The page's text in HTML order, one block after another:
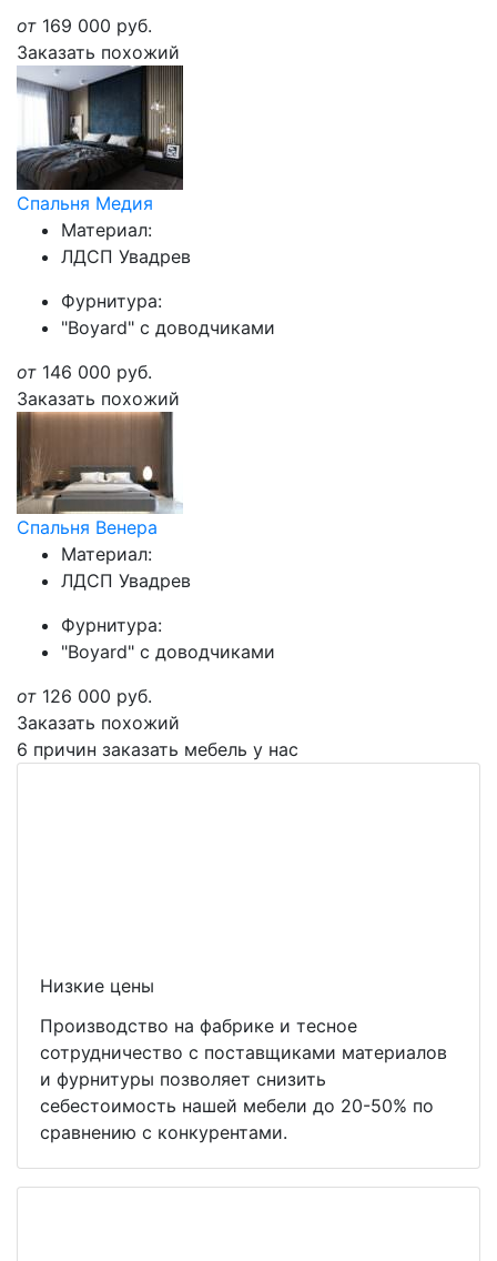
от 169 000 руб.
Заказать похожий
Спальня Медия
Материал:
ЛДСП Увадрев
Фурнитура:
"Boyard" с доводчиками
от 146 000 руб.
Заказать похожий
Спальня Венера
Материал:
ЛДСП Увадрев
Фурнитура:
"Boyard" с доводчиками
от 126 000 руб.
Заказать похожий
6 причин заказать мебель у нас
Низкие цены
Производство на фабрике и тесное
сотрудничество с поставщиками материалов
и фурнитуры позволяет снизить
себестоимость нашей мебели до 20-50% по
сравнению с конкурентами.